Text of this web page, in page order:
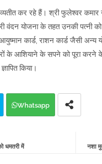
कर रहे हैं। श्री फुलेश्वर कमार ने
वंदन योजना के तहत उनकी पत्नी
कार्ड, राशन कार्ड जैसी
के आशियाने के सपने को पूरा
किया।
Whatsapp
नशा
धमतरी में